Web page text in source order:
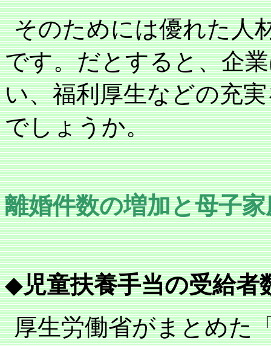
そのためには優れた人
です。だとすると、企
い、福利厚生などの充
でしょうか。
離婚件数の増加と母子
◆児童扶養手当の受給者
厚生労働省がまとめた